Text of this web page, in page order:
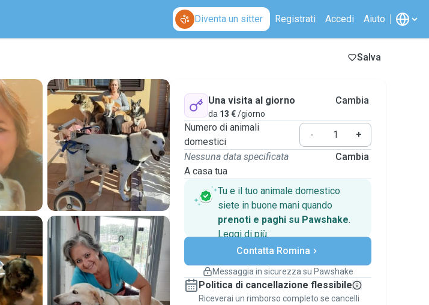
Diventa un sitter Registrati Accedi Aiuto
Salva
Una visita al giorno
da 13 €/giorno
Cambia
Numero di animali
domestici
-
+
Nessuna data specificata
A casa tua
Cambia
Tu e il tuo animale domestico
siete in buone mani quando
prenoti e paghi su Pawshake.
Leggi di piùPagamenti sicuri
Assistenza se i piani
Prenotazioni coperte
Stai su Pawshake - dal primo messaggio al
pagamento - per attivare laGaranzia
Contatta Romina
Messaggia in sicurezza su Pawshake
Politica di cancellazione flessibile
Riceverai un rimborso completo se cancelli